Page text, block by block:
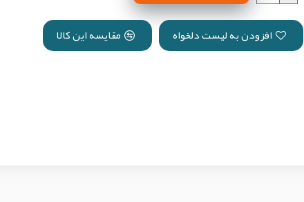
افزودن به لیست دلخواه مقایسه این کالا